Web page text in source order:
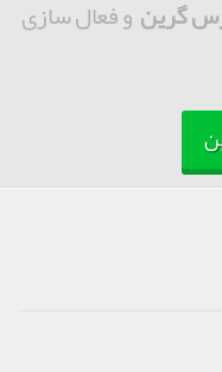
گرینو فعال سازی